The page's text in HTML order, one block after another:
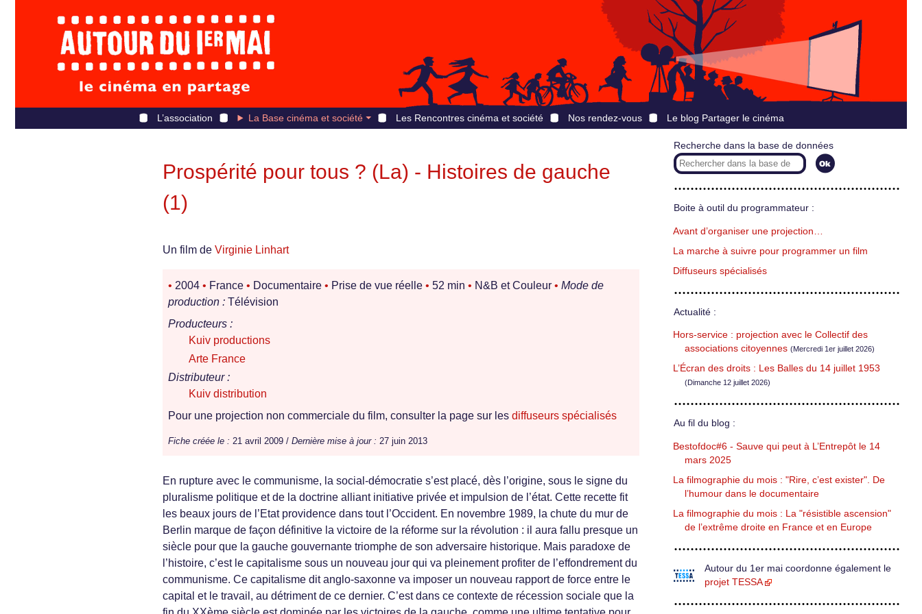
L’association La Base cinéma et société Les Rencontres cinéma et société Nos rendez-vous Le blog Partager le cinéma
Prospérité pour tous ? (La) - Histoires de gauche
(1)
Un film de Virginie Linhart
• 2004 • France • Documentaire • Prise de vue réelle • 52 min • N&B et Couleur • Mode de
production : Télévision
Producteurs :
Kuiv productions
Arte France
Distributeur :
Kuiv distribution
Pour une projection non commerciale du film, consulter la page sur les diffuseurs spécialisés
Fiche créée le : 21 avril 2009 / Dernière mise à jour : 27 juin 2013
En rupture avec le communisme, la social-démocratie s’est placé, dès l’origine, sous le signe du
pluralisme politique et de la doctrine alliant initiative privée et impulsion de l’état. Cette recette fit
les beaux jours de l’Etat providence dans tout l’Occident. En novembre 1989, la chute du mur de
Berlin marque de façon définitive la victoire de la réforme sur la révolution : il aura fallu presque un
siècle pour que la gauche gouvernante triomphe de son adversaire historique. Mais paradoxe de
l’histoire, c’est le capitalisme sous un nouveau jour qui va pleinement profiter de l’effondrement du
communisme. Ce capitalisme dit anglo-saxonne va imposer un nouveau rapport de force entre le
capital et le travail, au détriment de ce dernier. C’est dans ce contexte de récession sociale que la
Recherche dans la base de données
Boite à outil du programmateur :
Avant d’organiser une projection…
La marche à suivre pour programmer un film
Diffuseurs spécialisés
Actualité :
Hors-service : projection avec le Collectif des
associations citoyennes (Mercredi 1er juillet 2026)
L’Écran des droits : Les Balles du 14 juillet 1953
(Dimanche 12 juillet 2026)
Au fil du blog :
Bestofdoc#6 - Sauve qui peut à L’Entrepôt le 14
mars 2025
La filmographie du mois : "Rire, c’est exister". De
l’humour dans le documentaire
La filmographie du mois : La "résistible ascension"
de l’extrême droite en France et en Europe
Autour du 1er mai coordonne également le
projet TESSA